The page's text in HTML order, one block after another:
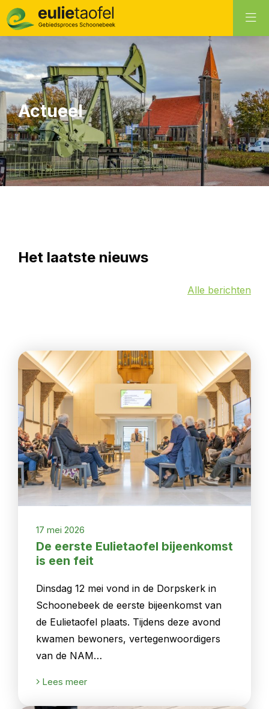
Actueel
Het laatste nieuws
Alle berichten
17 mei 2026
De eerste Eulietaofel bijeenkomst
is een feit
Dinsdag 12 mei vond in de Dorpskerk in
Schoonebeek de eerste bijeenkomst van
de Eulietaofel plaats. Tijdens deze avond
kwamen bewoners, vertegenwoordigers
van de NAM…
Lees meer